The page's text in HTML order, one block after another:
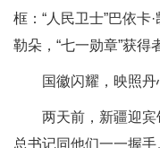
框：“人民卫士”巴依卡
勒朵，“七一勋章”获
国徽闪耀，映照丹
两天前，新疆迎宾
总书记同他们一一握手